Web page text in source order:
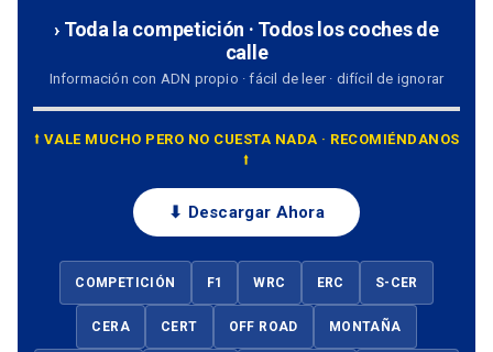
› Toda la competición · Todos los coches de
calle
Información con ADN propio · fácil de leer · difícil de ignorar
⭡ VALE MUCHO PERO NO CUESTA NADA · RECOMIÉNDANOS
⭡
⬇ Descargar Ahora
COMPETICIÓN F1 WRC ERC S-CER
CERA CERT OFF ROAD MONTAÑA